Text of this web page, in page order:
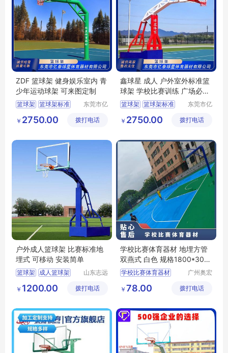
ZDF 篮球架 健身娱乐室内 青
少年运动球架 可来图定制
篮球架 篮球架标准
东莞市亿
育器材有
￥ 2750.00 拨打电话
鑫球星 成人 户外室外标准篮
球架 学校比赛训练 广场必备
运动器材
篮球架 篮球架标准
东莞市亿
育器材有
￥ 2750.00 拨打电话
户外成人篮球架 比赛标准地
埋式 可移动 安装简单
篮球架 成人篮球架
山东志远
有限公司
￥ 1200.00 拨打电话
学校比赛体育器材 地埋方管
双燕式 白色 规格1800*305
0 电动液压
学校比赛体育器材
广州奥宏
有限公司
￥ 78.00 拨打电话